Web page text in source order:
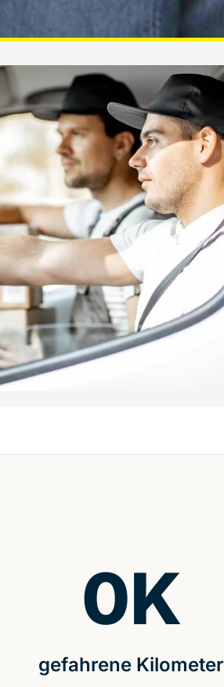
gefahrene Kilometer
0K